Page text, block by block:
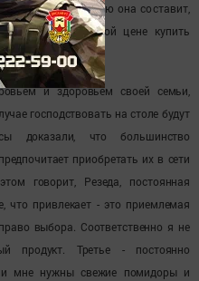
того, какое меню она составит,
можно по сходной цене купить
и здоровьем своей семьи,
господствовать на столе будут
доказали, что большинство
приобретать их в сети
говорит, Резеда, постоянная
что привлекает - это приемлемая
выбора. Соответственно я не
продукт. Третье - постоянно
мне нужны свежие помидоры и